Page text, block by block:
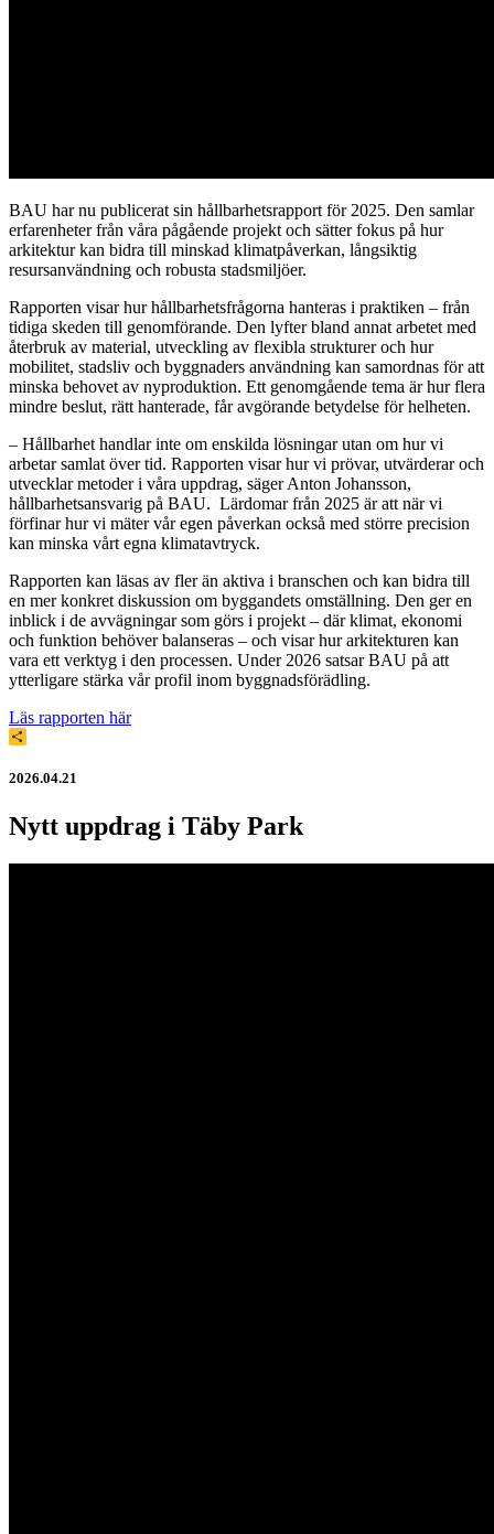
BAU har nu publicerat sin hållbarhetsrapport för 2025. Den samlar
erfarenheter från våra pågående projekt och sätter fokus på hur
arkitektur kan bidra till minskad klimatpåverkan, långsiktig
resursanvändning och robusta stadsmiljöer.
Rapporten visar hur hållbarhetsfrågorna hanteras i praktiken – från
tidiga skeden till genomförande. Den lyfter bland annat arbetet med
återbruk av material, utveckling av flexibla strukturer och hur
mobilitet, stadsliv och byggnaders användning kan samordnas för att
minska behovet av nyproduktion. Ett genomgående tema är hur flera
mindre beslut, rätt hanterade, får avgörande betydelse för helheten.
– Hållbarhet handlar inte om enskilda lösningar utan om hur vi
arbetar samlat över tid. Rapporten visar hur vi prövar, utvärderar och
utvecklar metoder i våra uppdrag, säger Anton Johansson,
hållbarhetsansvarig på BAU. Lärdomar från 2025 är att när vi
förfinar hur vi mäter vår egen påverkan också med större precision
kan minska vårt egna klimatavtryck.
Rapporten kan läsas av fler än aktiva i branschen och kan bidra till
en mer konkret diskussion om byggandets omställning. Den ger en
inblick i de avvägningar som görs i projekt – där klimat, ekonomi
och funktion behöver balanseras – och visar hur arkitekturen kan
vara ett verktyg i den processen. Under 2026 satsar BAU på att
ytterligare stärka vår profil inom byggnadsförädling.
Läs rapporten här
2026.04.21
Nytt uppdrag i Täby Park